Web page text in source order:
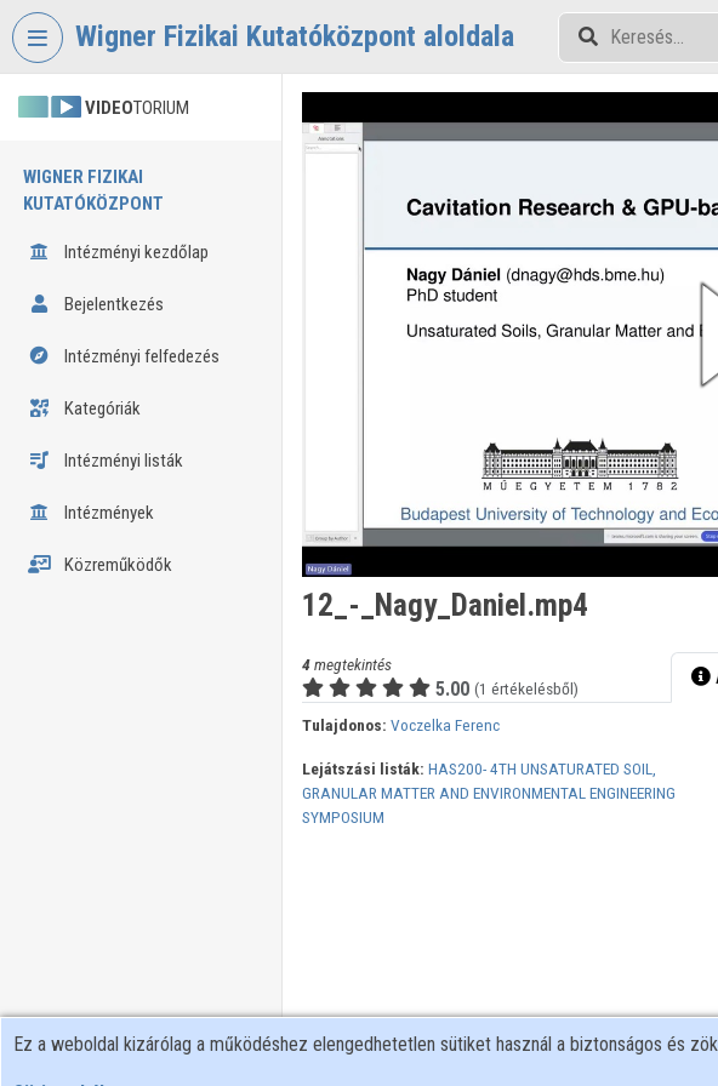
Fejléc kihagyása
Wigner Fizikai Kutatóközpont aloldala
VIDEOTORIUM
WIGNER FIZIKAI
KUTATÓKÖZPONT
Intézményi kezdőlap
Bejelentkezés
Intézményi felfedezés
Kategóriák
Intézményi listák
Intézmények
Közreműködők
12_-_Nagy_Daniel.mp4
4megtekintés
5.00 (1 értékelésből)
Tulajdonos: Voczelka Ferenc
Lejátszási listák: HAS200- 4TH UNSATURATED SOIL,
GRANULAR MATTER AND ENVIRONMENTAL ENGINEERING
SYMPOSIUM
Ez a weboldal kizárólag a működéshez elengedhetetlen sütiket használ a biztonságos és